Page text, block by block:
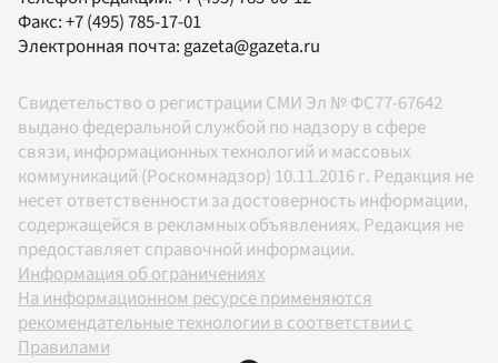
Факс:+7 (495) 785-17-01
Электронная почта: gazeta@gazeta.ru
Свидетельство о регистрации СМИ Эл № ФС77-67642
выдано федеральной службой по надзору в сфере
связи, информационных технологий и массовых
коммуникаций (Роскомнадзор) 10.11.2016 г. Редакция не
несет ответственности за достоверность информации,
содержащейся в рекламных объявлениях. Редакция не
предоставляет справочной информации.
Информация об ограничениях
На информационном ресурсе применяются
рекомендательные технологии в соответствии с
Правилами